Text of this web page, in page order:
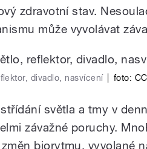
zdravotní stav.
může vyvolávat
divadlo, nasvícení foto:
světla a tmy v
závažné poruchy.
biorytmu, vyvolané